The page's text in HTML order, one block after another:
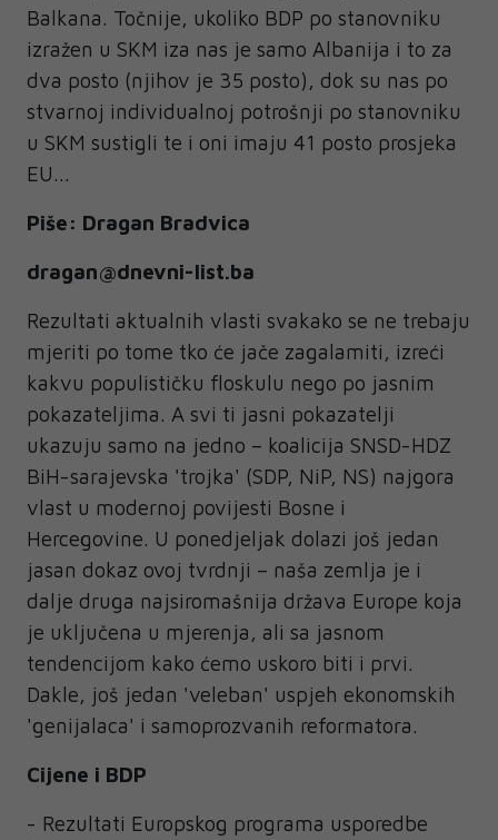
Balkana. Točnije, ukoliko BDP po stanovniku
izražen u SKM iza nas je samo Albanija i to za
dva posto (njihov je 35 posto), dok su nas po
stvarnoj individualnoj potrošnji po stanovniku
u SKM sustigli te i oni imaju 41 posto prosjeka
EU...
Piše: Dragan Bradvica
dragan@dnevni-list.ba
Rezultati aktualnih vlasti svakako se ne trebaju
mjeriti po tome tko će jače zagalamiti, izreći
kakvu populističku floskulu nego po jasnim
pokazateljima. A svi ti jasni pokazatelji
ukazuju samo na jedno – koalicija SNSD-HDZ
BiH-sarajevska 'trojka' (SDP, NiP, NS) najgora
vlast u modernoj povijesti Bosne i
Hercegovine. U ponedjeljak dolazi još jedan
jasan dokaz ovoj tvrdnji – naša zemlja je i
dalje druga najsiromašnija država Europe koja
je uključena u mjerenja, ali sa jasnom
tendencijom kako ćemo uskoro biti i prvi.
Dakle, još jedan 'veleban' uspjeh ekonomskih
'genijalaca' i samoprozvanih reformatora.
Cijene i BDP
- Rezultati Europskog programa usporedbe